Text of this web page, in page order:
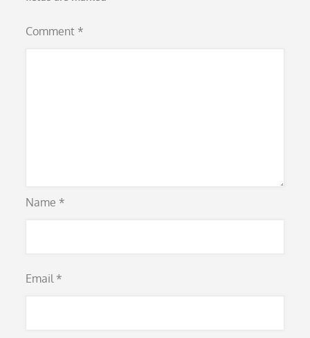
Comment *
Name *
Email *